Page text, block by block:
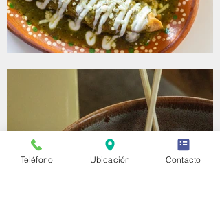
Teléfono Ubicación Contacto